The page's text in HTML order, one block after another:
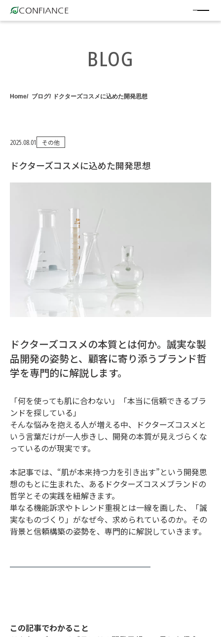
BLOG
Home ブログ ドクターズコスメに込めた開発思想
2025.08.01 その他
ドクターズコスメに込めた開発思想
ドクターズコスメの本質とは何か。誠実な製
品開発の姿勢と、顧客に寄り添うブランド哲
学を専門的に解説します。
「何を使っても肌に合わない」「本当に信頼できるブラ
ンドを探している」
そんな悩みを抱える人が増える中、ドクターズコスメと
いう言葉だけが一人歩きし、開発の本質が見えづらくな
っているのが現実です。
本記事では、“肌が本来持つ力を引き出す”という開発思
想のもとに生まれた、あるドクターズコスメブランドの
哲学とその実践を紐解きます。
単なる機能訴求やトレンド重視とは一線を画した、「誠
実なものづくり」がなぜ今、求められているのか。その
背景と信頼構築の姿勢を、専門的に解説していきます。
この記事でわかること